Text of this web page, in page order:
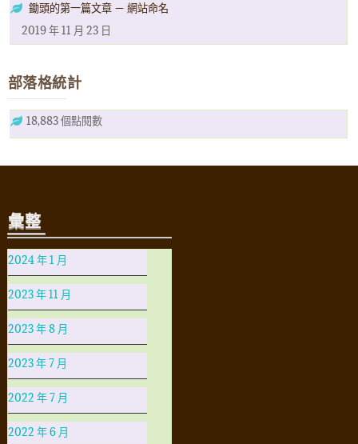
鋤頭的第一篇文章 － 網站命名
2019 年 11 月 23 日
部落格統計
18,883 個點閱數
彙整
2024 年 1 月
2023 年 11 月
2023 年 8 月
2023 年 7 月
2022 年 7 月
2022 年 6 月